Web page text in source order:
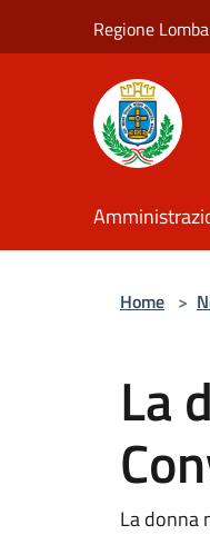
Regione
Home >
La
La donna